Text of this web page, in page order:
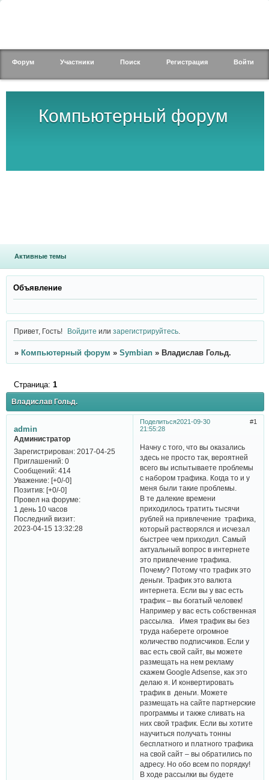
Компьютерный форум
Форум Участники Поиск Регистрация Войти
Активные темы
Объявление
Привет, Гость! Войдите илизарегистрируйтесь
» Компьютерный форум » Symbian » Владислав Гольд.
Владислав Гольд.
Страница: 1
Поделиться 1
2021-09-30
21:55:28
admin
Администратор
Зарегистрирован: 2017-04-25
Приглашений:0
Сообщений:414
Уважение: [+0/-0]
Позитив: [+0/-0]
Провел на форуме:
1 день 10 часов
Последний визит:
2023-04-15 13:32:28
Начну с того, что вы оказались
здесь не просто так, вероятней
всего вы испытываете проблемы
с набором трафика. Когда то и у
меня были такие проблемы.
В те далекие времени
приходилось тратить тысячи
рублей на привлечение трафика,
который растворялся и исчезал
быстрее чем приходил. Самый
актуальный вопрос в интернете
это привлечение трафика.
Почему? Потому что трафик это
деньги. Трафик это валюта
интернета. Если вы у вас есть
трафик – вы богатый человек!
Например у вас есть собственная
рассылка. Имея трафик вы без
труда наберете огромное
количество подписчиков. Если у
вас есть свой сайт, вы можете
размещать на нем рекламу
скажем Google Adsense, как это
делаю я. И конвертировать
трафик в деньги. Можете
размещать на сайте партнерские
программы и также сливать на
них свой трафик. Если вы хотите
научиться получать тонны
бесплатного и платного трафика
на свой сайт – вы обратились по
адресу. Но обо всем по порядку!
В ходе рассылки вы будете